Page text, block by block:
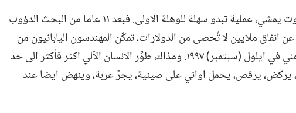
فكّر مثلا في صنع روبوت يمشي،‏ عملية تبدو سهلة للوهلة الاولى.‏ فبعد ١١ عاما من البحث الدؤوب
انفاق ملايين لا تُحصى من الدولارات،‏ تمكّن المهندسون اليابانيون من
تحقيق هذا الانجاز التقني في ايلول (‏سبتمبر)‏ ١٩٩٧.‏ ومذاك،‏ طوِّر الانسان الآلي اكثر فأكثر الى حد
يركض،‏ يرقص،‏ يحمل اواني على صينية،‏ يجرّ عربة،‏ وينهض ايضا عند